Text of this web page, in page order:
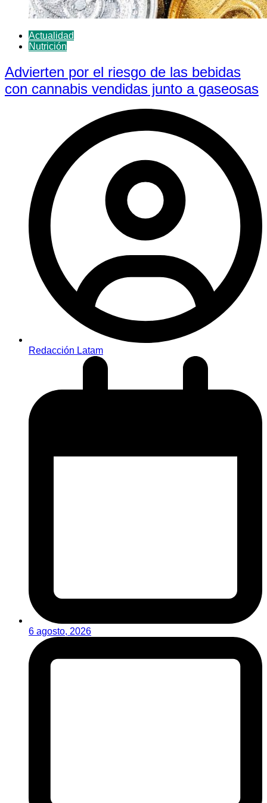
Actualidad
Nutrición
Advierten por el riesgo de las bebidas
con cannabis vendidas junto a gaseosas
Redacción Latam
6 agosto, 2026